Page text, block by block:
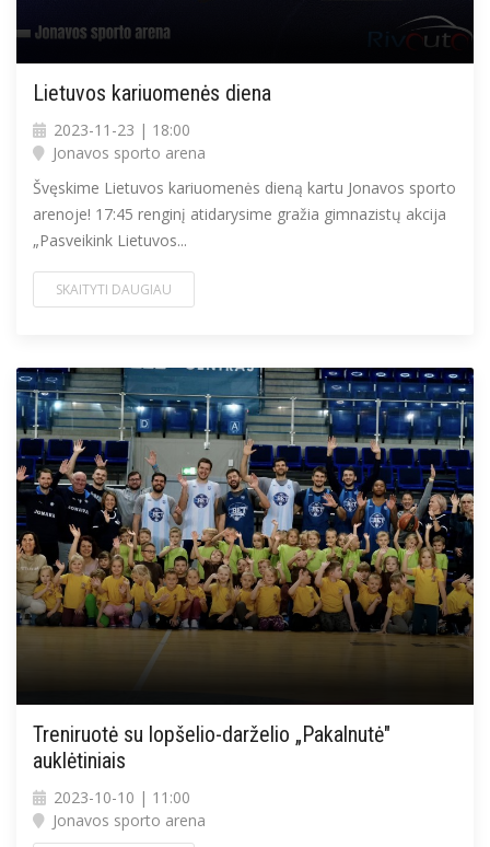
Lietuvos kariuomenės diena
2023-11-23 | 18:00
Jonavos sporto arena
Švęskime Lietuvos kariuomenės dieną kartu Jonavos sporto
arenoje! 17:45 renginį atidarysime gražia gimnazistų akcija
„Pasveikink Lietuvos...
SKAITYTI DAUGIAU
Treniruotė su lopšelio-darželio „Pakalnutė"
auklėtiniais
2023-10-10 | 11:00
Jonavos sporto arena